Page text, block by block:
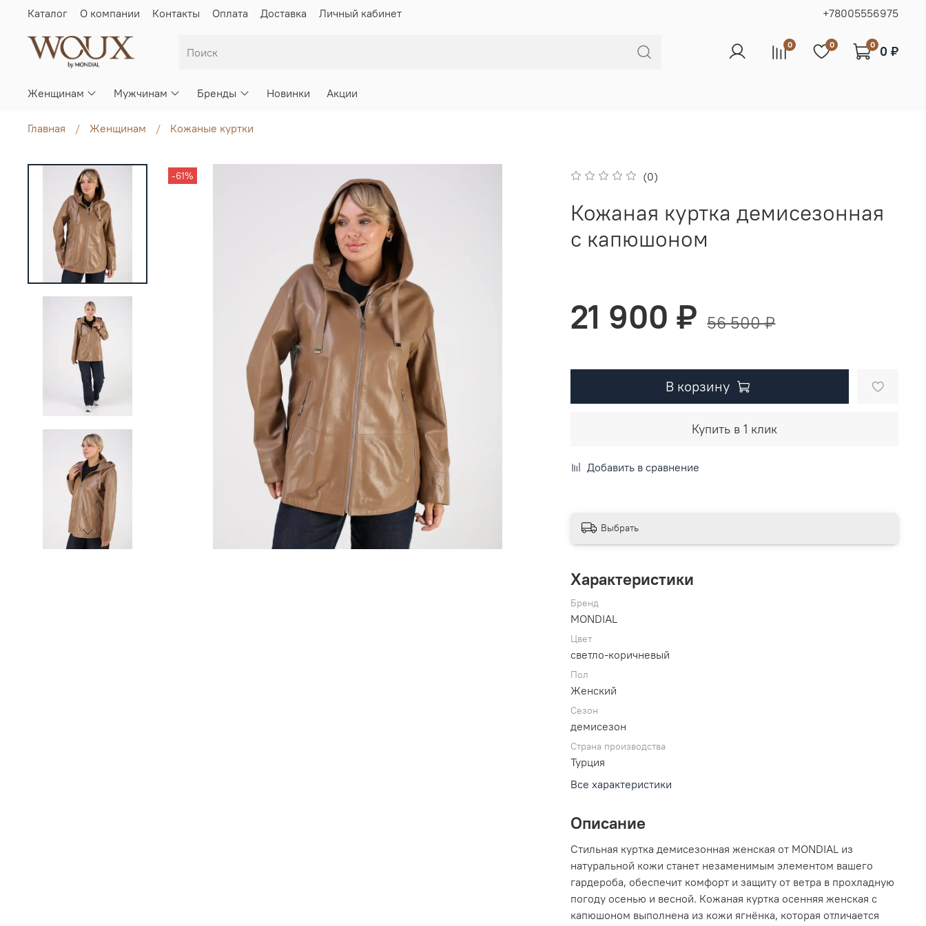
Каталог О компании Контакты Оплата Доставка Личный кабинет +78005556975
0 0 0 0 ₽
Женщинам Мужчинам Бренды Новинки Акции
Главная Женщинам Кожаные куртки
-61% (0)
Кожаная куртка демисезонная
с капюшоном
21 900 ₽ 56 500 ₽
В корзину
Купить в 1 клик
Добавить в сравнение
Выбрать
Характеристики
Бренд
MONDIAL
Цвет
светло-коричневый
Пол
Женский
Сезон
демисезон
Страна производства
Турция
Все характеристики
Описание
Стильная куртка демисезонная женская от MONDIAL из
натуральной кожи станет незаменимым элементом вашего
гардероба, обеспечит комфорт и защиту от ветра в прохладную
погоду осенью и весной. Кожаная куртка осенняя женская с
капюшоном выполнена из кожи ягнёнка, которая отличается